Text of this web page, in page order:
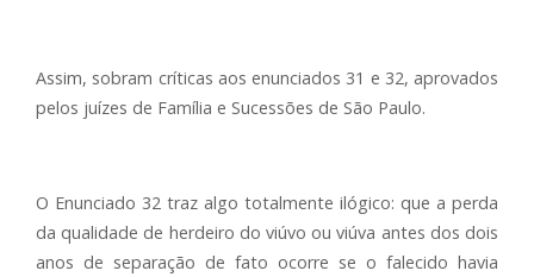
Assim, sobram críticas aos enunciados 31 e 32, aprovados
pelos juízes de Família e Sucessões de São Paulo.
O Enunciado 32 traz algo totalmente ilógico: que a perda
da qualidade de herdeiro do viúvo ou viúva antes dos dois
anos de separação de fato ocorre se o falecido havia